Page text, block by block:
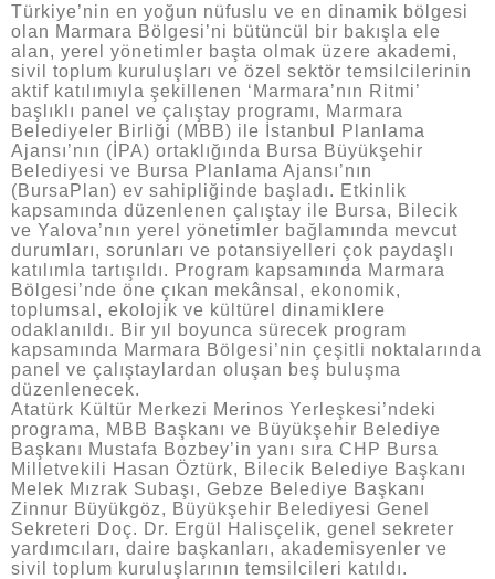
Türkiye’nin en yoğun nüfuslu ve en dinamik bölgesi
olan Marmara Bölgesi’ni bütüncül bir bakışla ele
alan, yerel yönetimler başta olmak üzere akademi,
sivil toplum kuruluşları ve özel sektör temsilcilerinin
aktif katılımıyla şekillenen ‘Marmara’nın Ritmi’
başlıklı panel ve çalıştay programı, Marmara
Belediyeler Birliği (MBB) ile İstanbul Planlama
Ajansı’nın (İPA) ortaklığında Bursa Büyükşehir
Belediyesi ve Bursa Planlama Ajansı’nın
(BursaPlan) ev sahipliğinde başladı. Etkinlik
kapsamında düzenlenen çalıştay ile Bursa, Bilecik
ve Yalova’nın yerel yönetimler bağlamında mevcut
durumları, sorunları ve potansiyelleri çok paydaşlı
katılımla tartışıldı. Program kapsamında Marmara
Bölgesi’nde öne çıkan mekânsal, ekonomik,
toplumsal, ekolojik ve kültürel dinamiklere
odaklanıldı. Bir yıl boyunca sürecek program
kapsamında Marmara Bölgesi’nin çeşitli noktalarında
panel ve çalıştaylardan oluşan beş buluşma
düzenlenecek.
Atatürk Kültür Merkezi Merinos Yerleşkesi’ndeki
programa, MBB Başkanı ve Büyükşehir Belediye
Başkanı Mustafa Bozbey’in yanı sıra CHP Bursa
Milletvekili Hasan Öztürk, Bilecik Belediye Başkanı
Melek Mızrak Subaşı, Gebze Belediye Başkanı
Zinnur Büyükgöz, Büyükşehir Belediyesi Genel
Sekreteri Doç. Dr. Ergül Halisçelik, genel sekreter
yardımcıları, daire başkanları, akademisyenler ve
sivil toplum kuruluşlarının temsilcileri katıldı.